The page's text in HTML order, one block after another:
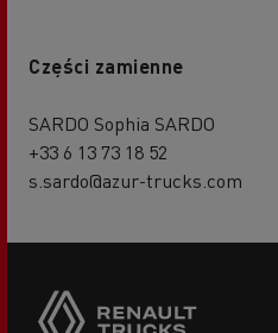
Części zamienne
SARDO Sophia SARDO
+33 6 13 73 18 52
s.sardo@azur-trucks.com